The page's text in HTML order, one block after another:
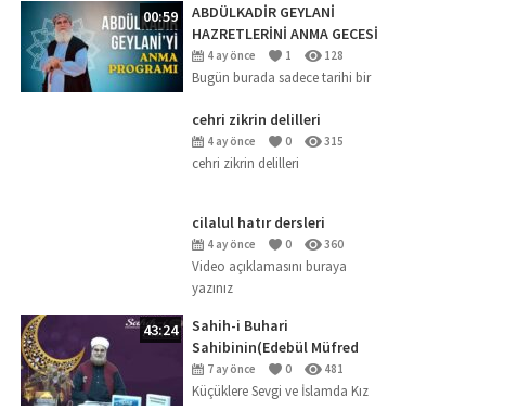
00:59
ABDÜLKADİR GEYLANİ
HAZRETLERİNİ ANMA GECESİ
(18.04.2026)
4 ay önce 1 128
Bugün burada sadece tarihi bir
uyanıklığı en büyük nimettir’
buyuran büyük mürebbi
Abdülkadir Geylani
cehri zikrin delilleri
4 ay önce 0 315
cehri zikrin delilleri
cilalul hatır dersleri
4 ay önce 0 360
Video açıklamasını buraya
yazınız
43:24
Sahih-i Buhari
Sahibinin(Edebül Müfred
Dersleri)-29-Küçüklere Sevgi
ve İslamda Kız Çocuklarının
7 ay önce 0 481
Küçüklere Sevgi ve İslamda Kız